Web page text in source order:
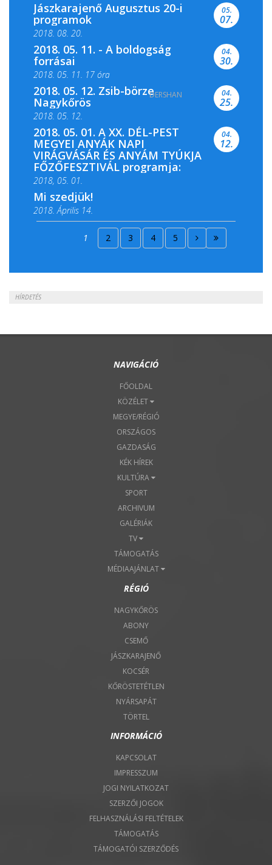
Jászkarajenő Augusztus 20-i
programok
2018. 08. 20.
05.
07.
2018. 05. 11. - A boldogság
forrásai
2018. 05. 11. 17 óra
2018. 05. 11. 19 óra
04.
30.
2018. 05. 12. Zsib-börze
Nagykőrös
2018. 05. 12.
04.
25.
2018. 05. 01. A XX. DÉL-PEST
MEGYEI ANYÁK NAPI
VIRÁGVÁSÁR ÉS ANYÁM TYÚKJA
FŐZŐFESZTIVÁL programja:
2018, 05. 01.
04.
12.
Mi szedjük!
2018. Április 14.
2018. Április 15.
1 2 3 4 5
HÍRDETÉS
NAVIGÁCIÓ
FŐOLDAL
KÖZÉLET
MEGYE/RÉGIÓ
ORSZÁGOS
GAZDASÁG
KÉK HÍREK
KULTÚRA
SPORT
ARCHIVUM
GALÉRIÁK
TV
TÁMOGATÁS
MÉDIAAJÁNLAT
RÉGIÓ
NAGYKŐRÖS
ABONY
CSEMŐ
JÁSZKARAJENŐ
KOCSÉR
KŐRÖSTETÉTLEN
NYÁRSAPÁT
TÖRTEL
DERSHAN
INFORMÁCIÓ
KAPCSOLAT
IMPRESSZUM
JOGI NYILATKOZAT
SZERZŐI JOGOK
FELHASZNÁLÁSI FELTÉTELEK
TÁMOGATÁS
TÁMOGATÓI SZERZŐDÉS